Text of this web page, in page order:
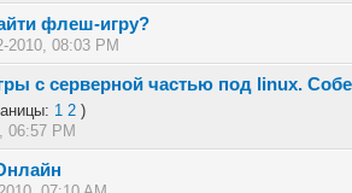
флеш-игру?
2010, 08:03 PM
- 0 из 5 в среднем
12345
с серверной частью под linux.
1 2 )
06:57 PM
0 из 5 в среднем
12 3 45
0 из 5 в среднем
123